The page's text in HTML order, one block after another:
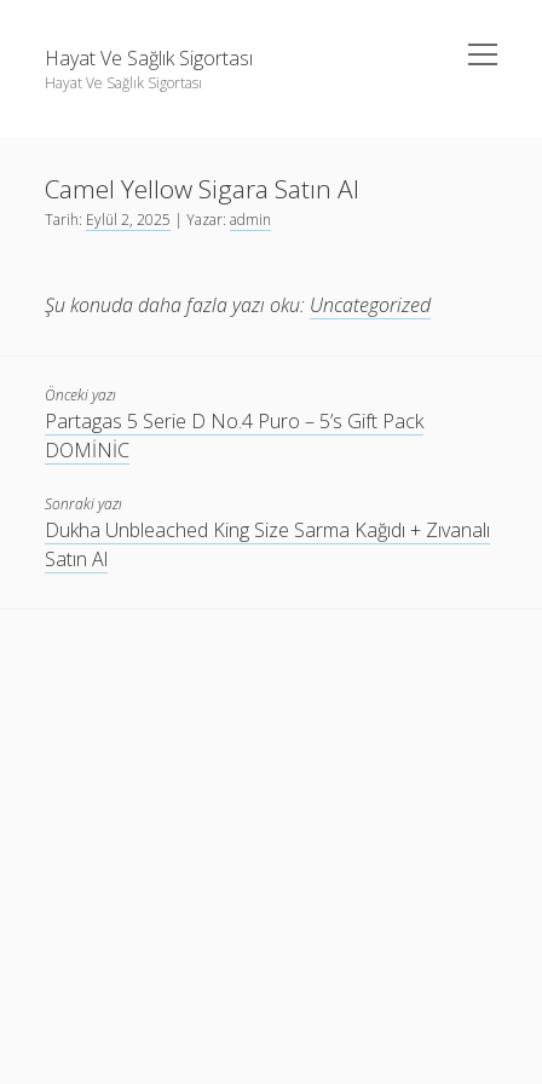
Hayat Ve Sağlık Sigortası
Hayat Ve Sağlık Sigortası
menüyü
aç
Camel Yellow Sigara Satın Al
Tarih: Eylül 2, 2025 | Yazar:admin
Şu konuda daha fazla yazı oku: Uncategorized
Önceki yazı
Partagas 5 Serie D No.4 Puro – 5’s Gift Pack
DOMİNİC
Sonraki yazı
Dukha Unbleached King Size Sarma Kağıdı + Zıvanalı
Satın Al